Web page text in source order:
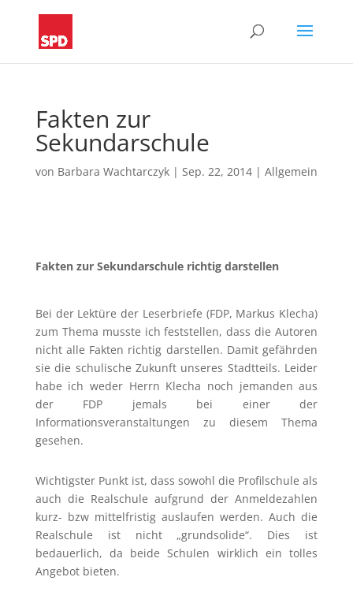
Fakten zur
Sekundarschule
von Barbara Wachtarczyk| Sep. 22, 2014| Allgemein
Fakten zur Sekundarschule richtig darstellen
Bei der Lektüre der Leserbriefe (FDP, Markus Klecha)
zum Thema musste ich feststellen, dass die Autoren
nicht alle Fakten richtig darstellen. Damit gefährden
sie die schulische Zukunft unseres Stadtteils. Leider
habe ich weder Herrn Klecha noch jemanden aus
der FDP jemals bei einer der
Informationsveranstaltungen zu diesem Thema
gesehen.
Wichtigster Punkt ist, dass sowohl die Profilschule als
auch die Realschule aufgrund der Anmeldezahlen
kurz- bzw mittelfristig auslaufen werden. Auch die
Realschule ist nicht „grundsolide“. Dies ist
bedauerlich, da beide Schulen wirklich ein tolles
Angebot bieten.